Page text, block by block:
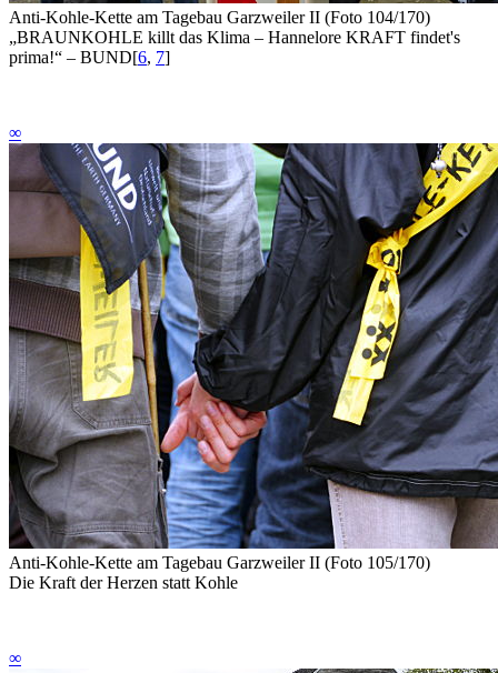
Anti-Kohle-Kette am Tagebau Garzweiler II (Foto 104/170)
„BRAUNKOHLE killt das Klima – Hannelore KRAFT findet's
prima!“ – BUND[6, 7]
∞
Anti-Kohle-Kette am Tagebau Garzweiler II (Foto 105/170)
Die Kraft der Herzen statt Kohle
∞